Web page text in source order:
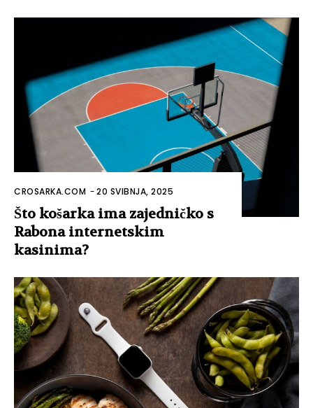
CROSARKA.COM -20 SVIBNJA, 2025
Što košarka ima zajedničko s
Rabona internetskim
kasinima?